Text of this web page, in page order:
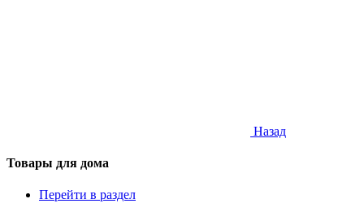
Назад
Товары для дома
Перейти в раздел